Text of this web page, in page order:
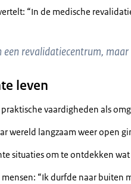
“In de medische
revalidatiecentrum,
leven
vaardigheden als
wereld langzaam weer open
situaties om te ontdekken
mensen: “Ik durfde naar